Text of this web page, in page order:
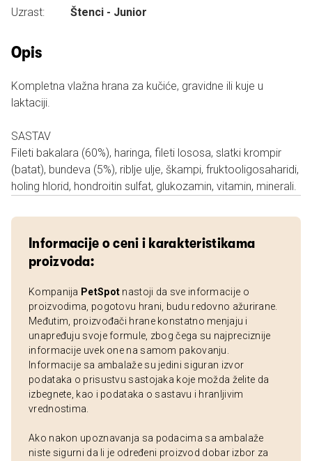
Uzrast:
Štenci - Junior
Opis
Kompletna vlažna hrana za kučiće, gravidne ili kuje u
laktaciji.
SASTAV
Fileti bakalara (60%), haringa, fileti lososa, slatki krompir
(batat), bundeva (5%), riblje ulje, škampi, fruktooligosaharidi,
holing hlorid, hondroitin sulfat, glukozamin, vitamin, minerali.
Informacije o ceni i karakteristikama
proizvoda:
Kompanija PetSpot nastoji da sve informacije o
proizvodima, pogotovu hrani, budu redovno ažurirane.
Međutim, proizvođači hrane konstatno menjaju i
unapređuju svoje formule, zbog čega su najpreciznije
informacije uvek one na samom pakovanju.
Informacije sa ambalaže su jedini siguran izvor
podataka o prisustvu sastojaka koje možda želite da
izbegnete, kao i podataka o sastavu i hranljivim
vrednostima.
Ako nakon upoznavanja sa podacima sa ambalaže
niste sigurni da li je određeni proizvod dobar izbor za